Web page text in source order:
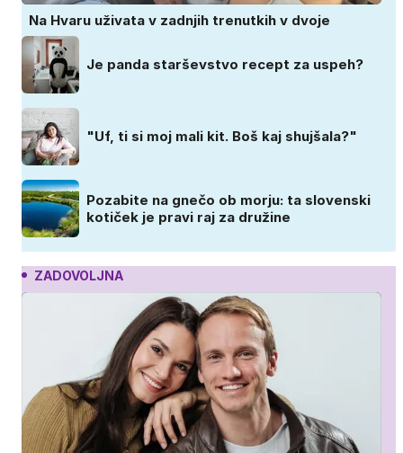
Na Hvaru uživata v zadnjih trenutkih v dvoje
Je panda starševstvo recept za uspeh?
"Uf, ti si moj mali kit. Boš kaj shujšala?"
Pozabite na gnečo ob morju: ta slovenski
kotiček je pravi raj za družine
ZADOVOLJNA